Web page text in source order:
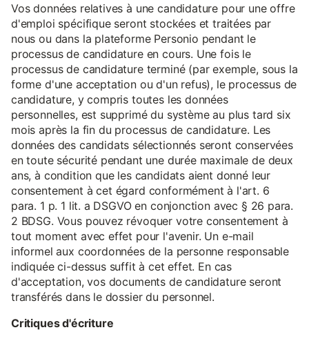
Vos données relatives à une candidature pour une offre
d'emploi spécifique seront stockées et traitées par
nous ou dans la plateforme Personio pendant le
processus de candidature en cours. Une fois le
processus de candidature terminé (par exemple, sous la
forme d'une acceptation ou d'un refus), le processus de
candidature, y compris toutes les données
personnelles, est supprimé du système au plus tard six
mois après la fin du processus de candidature. Les
données des candidats sélectionnés seront conservées
en toute sécurité pendant une durée maximale de deux
ans, à condition que les candidats aient donné leur
consentement à cet égard conformément à l'art. 6
para. 1 p. 1 lit. a DSGVO en conjonction avec § 26 para.
2 BDSG. Vous pouvez révoquer votre consentement à
tout moment avec effet pour l'avenir. Un e-mail
informel aux coordonnées de la personne responsable
indiquée ci-dessus suffit à cet effet. En cas
d'acceptation, vos documents de candidature seront
transférés dans le dossier du personnel.
Critiques d'écriture